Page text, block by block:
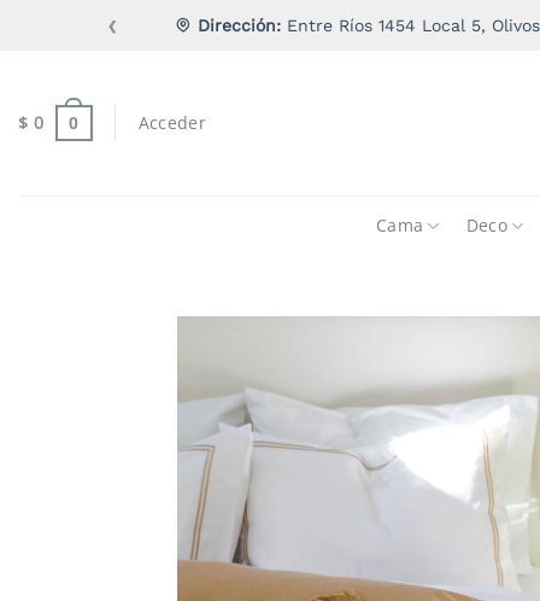
Dirección:Entre Ríos 1454 Local 5, Olivos
❮
$ 0 0 Acceder
Cama Deco